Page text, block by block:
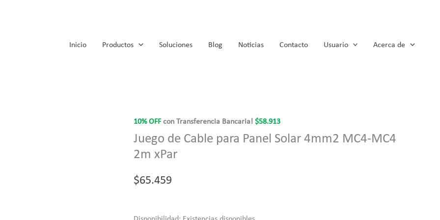
Inicio
Productos Soluciones Blog Noticias Contacto Usuario Acerca de
10% OFFcon Transferencia Bancaria!$58.913
Juego de Cable para Panel Solar 4mm2 MC4-MC4
2m xPar
$65.459
para
Panel
4mm2